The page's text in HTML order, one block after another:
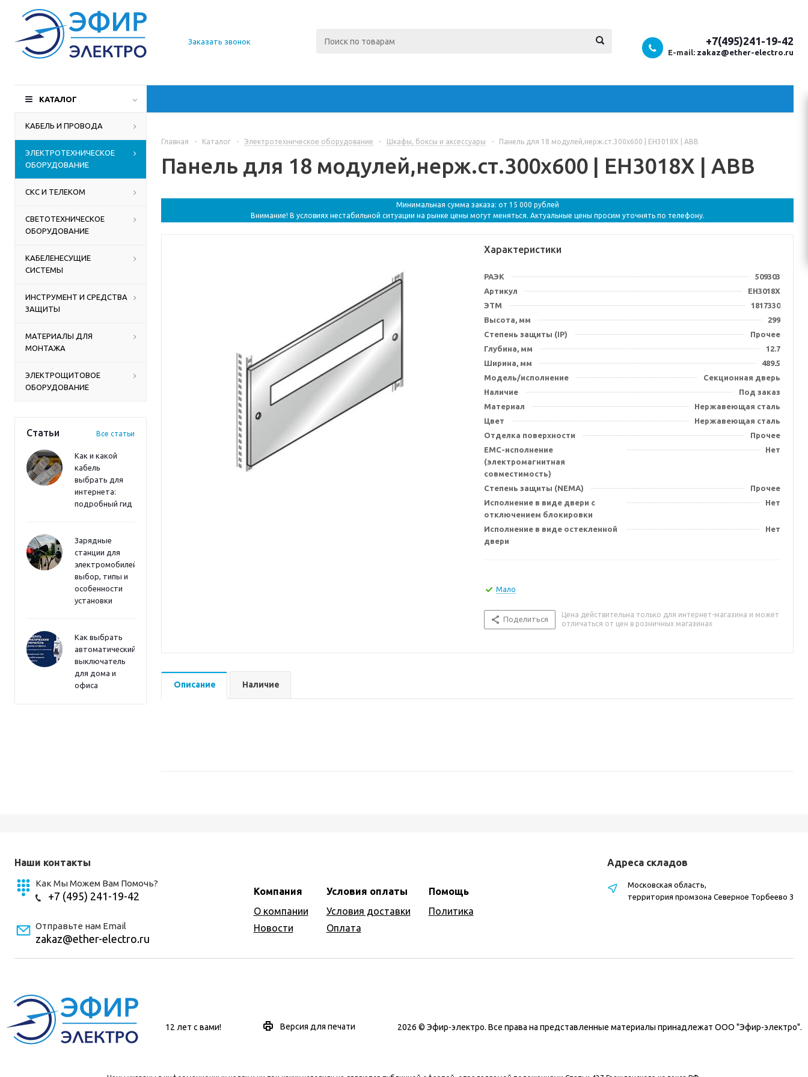
О компании
Доставка
Производители
Контакты
Заказать звонок +7(495)241-19-42
E-mail: zakaz@ether-electro.ru
КАТАЛОГ
КАБЕЛЬ И ПРОВОДА
ЭЛЕКТРОТЕХНИЧЕСКОЕ
ОБОРУДОВАНИЕ
СКС И ТЕЛЕКОМ
СВЕТОТЕХНИЧЕСКОЕ
ОБОРУДОВАНИЕ
КАБЕЛЕНЕСУЩИЕ
СИСТЕМЫ
ИНСТРУМЕНТ И СРЕДСТВА
ЗАЩИТЫ
МАТЕРИАЛЫ ДЛЯ
МОНТАЖА
ЭЛЕКТРОЩИТОВОЕ
ОБОРУДОВАНИЕ
Статьи Все статьи
Как и какой
кабель
выбрать для
интернета:
подробный гид
Зарядные
станции для
электромобилей:
выбор, типы и
особенности
установки
Как выбрать
автоматический
выключатель
для дома и
офиса
Главная - Каталог - Электротехническое оборудование - Шкафы, боксы и аксессуары - Панель для 18 модулей,нерж.ст.300x600 | EH3018X | ABB
Панель для 18 модулей,нерж.ст.300x600 | EH3018X | ABB
Минимальная сумма заказа: от 15 000 рублей
Внимание! В условиях нестабильной ситуации на рынке цены могут меняться. Актуальные цены просим уточнять по телефону.
Характеристики
РАЭК
509303
Артикул
EH3018X
ЭТМ
1817330
Высота, мм
299
Степень защиты (IP)
Прочее
Глубина, мм
12.7
Ширина, мм
489.5
Модель/исполнение
Секционная дверь
Наличие
Под заказ
Материал
Нержавеющая сталь
Цвет
Нержавеющая сталь
Отделка поверхности
Прочее
EMC-исполнение
(электромагнитная
совместимость)
Нет
Степень защиты (NEMA)
Прочее
Исполнение в виде двери с
отключением блокировки
Нет
Исполнение в виде остекленной
двери
Нет
Мало
Поделиться
Цена действительна только для интернет-магазина и может
отличаться от цен в розничных магазинах
Описание Наличие
Наши контакты
Как Мы Можем Вам Помочь?
+7 (495) 241-19-42
Отправьте нам Email
zakaz@ether-electro.ru
Компания
О компании
Новости
Условия оплаты
Условия доставки
Оплата
Помощь
Политика
Адреса складов
Московская область,
территория промзона Северное Торбеево 3
12 лет с вами! Версия для печати 2026 © Эфир-электро. Все права на представленные материалы принадлежат ООО "Эфир-электро".